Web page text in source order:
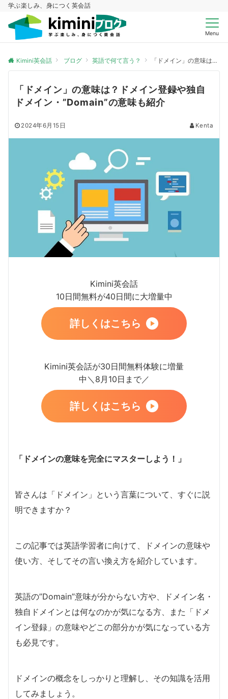
学ぶ楽しみ、身につく英会話
Menu
Kimini英会話 ブログ 英語で何て言う？ 「ドメイン」の意味は？ドメイン登録や独自ドメイン・”Domain”の意味も紹介
「ドメイン」の意味は？ドメイン登録や独自
ドメイン・”Domain”の意味も紹介
2024年6月15日 Kenta
Kimini英会話
10日間無料が40日間に大増量中
詳しくはこちら
Kimini英会話が30日間無料体験に増量
中＼8月10日まで／
詳しくはこちら
「ドメインの意味を完全にマスターしよう！」
皆さんは「ドメイン」という言葉について、すぐに説
明できますか？
この記事では英語学習者に向けて、ドメインの意味や
使い方、そしてその言い換え方を紹介しています。
英語の”Domain”意味が分からない方や、ドメイン名・
独自ドメインとは何なのかが気になる方、また「ドメ
イン登録」の意味やどこの部分かが気になっている方
も必見です。
ドメインの概念をしっかりと理解し、その知識を活用
してみましょう。